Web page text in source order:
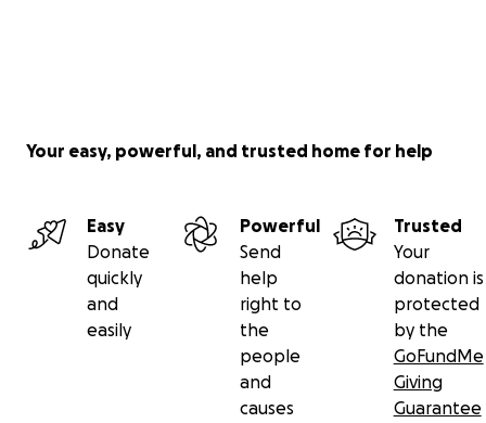
Your easy, powerful, and trusted home for help
Easy
Donate
quickly
and
easily
Powerful
Send
help
right to
the
people
and
causes
Trusted
Your
donation is
protected
by the
GoFundMe
Giving
Guarantee